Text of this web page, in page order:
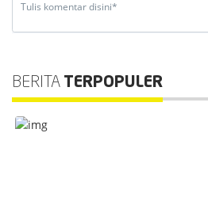
BERITA TERPOPULER